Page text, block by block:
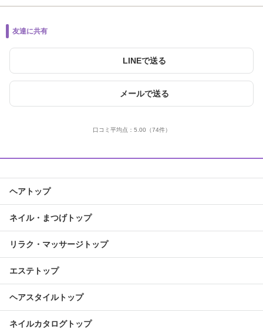
友達に共有
LINEで送る
メールで送る
口コミ平均点： 5.00 （74件）
ヘアトップ
ネイル・まつげトップ
リラク・マッサージトップ
エステトップ
ヘアスタイルトップ
ネイルカタログトップ